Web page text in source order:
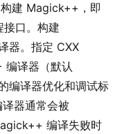
建 Magick++，即
口。构建
器。指定 CXX
译器（默认
编译器优化和调试标
器通常会被
编译失败时